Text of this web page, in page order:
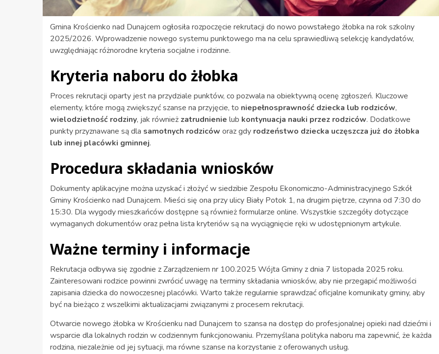
Gmina Krościenko nad Dunajcem ogłosiła rozpoczęcie rekrutacji do nowo powstałego żłobka na rok szkolny
2025/2026. Wprowadzenie nowego systemu punktowego ma na celu sprawiedliwą selekcję kandydatów,
uwzględniając różnorodne kryteria socjalne i rodzinne.
Kryteria naboru do żłobka
Proces rekrutacji oparty jest na przydziale punktów, co pozwala na obiektywną ocenę zgłoszeń. Kluczowe
elementy, które mogą zwiększyć szanse na przyjęcie, to niepełnosprawność dziecka lub rodziców,
wielodzietność rodziny, jak również zatrudnienie lub kontynuacja nauki przez rodziców. Dodatkowe
punkty przyznawane są dla samotnych rodziców oraz gdy rodzeństwo dziecka uczęszcza już do żłobka
lub innej placówki gminnej.
Procedura składania wniosków
Dokumenty aplikacyjne można uzyskać i złożyć w siedzibie Zespołu Ekonomiczno-Administracyjnego Szkół
Gminy Krościenko nad Dunajcem. Mieści się ona przy ulicy Biały Potok 1, na drugim piętrze, czynna od 7:30 do
15:30. Dla wygody mieszkańców dostępne są również formularze online. Wszystkie szczegóły dotyczące
wymaganych dokumentów oraz pełna lista kryteriów są na wyciągnięcie ręki w udostępnionym artykule.
Ważne terminy i informacje
Rekrutacja odbywa się zgodnie z Zarządzeniem nr 100.2025 Wójta Gminy z dnia 7 listopada 2025 roku.
Zainteresowani rodzice powinni zwrócić uwagę na terminy składania wniosków, aby nie przegapić możliwości
zapisania dziecka do nowoczesnej placówki. Warto także regularnie sprawdzać oficjalne komunikaty gminy, aby
być na bieżąco z wszelkimi aktualizacjami związanymi z procesem rekrutacji.
Otwarcie nowego żłobka w Krościenku nad Dunajcem to szansa na dostęp do profesjonalnej opieki nad dziećmi i
wsparcie dla lokalnych rodzin w codziennym funkcjonowaniu. Przemyślana polityka naboru ma zapewnić, że każda
rodzina, niezależnie od jej sytuacji, ma równe szanse na korzystanie z oferowanych usług.